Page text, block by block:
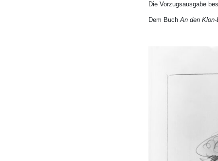
Die Vorzugsausgabe
Dem BuchAn den Klon-